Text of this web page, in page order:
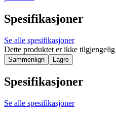
Spesifikasjoner
Se alle spesifikasjoner
Dette produktet er ikke tilgjengelig
Sammenlign Lagre
Spesifikasjoner
Se alle spesifikasjoner